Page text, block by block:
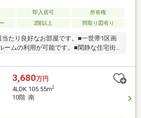
即入居可
所有権
2階以上 間取り図有り
たり良好なお部屋です。■一世帯1区画
ームの利用が可能です。■閑静な住宅街
にはコンビニエンスストア・スーパーも
生活に便利な環境です。スーパー：デリ
約750mコンビニエンスストア：セブンイ
木工町店 約150m最寄の小学校：松本市立
約850m■ペット飼育可（使用細則あり）
面積】専用ポーチ面積：3.70㎡、室外機
3,680万円
4LDK 105.55m2
10階 南